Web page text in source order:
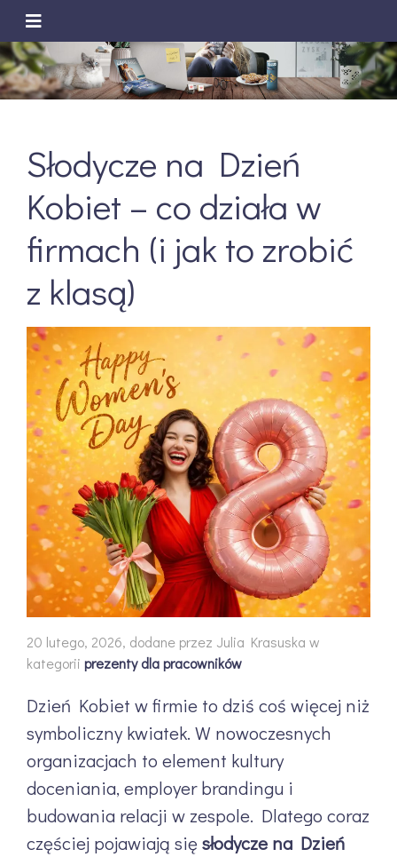
Słodycze na Dzień
Kobiet – co działa w
firmach (i jak to zrobić
z klasą)
20 lutego, 2026, dodane przez Julia Krasuska w
kategorii prezenty dla pracowników
Dzień Kobiet w firmie to dziś coś więcej niż
symboliczny kwiatek. W nowoczesnych
organizacjach to element kultury
doceniania, employer brandingu i
budowania relacji w zespole. Dlatego coraz
częściej pojawiają się słodycze na Dzień